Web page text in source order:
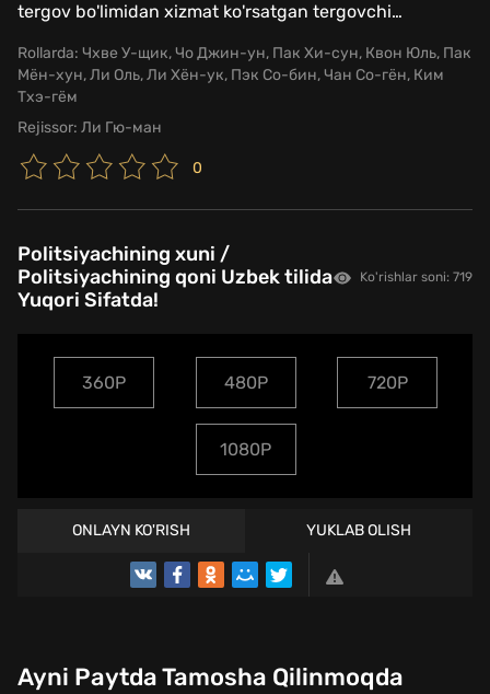
tergov bo'limidan xizmat ko'rsatgan tergovchi…
Rollarda: Чхве У-щик, Чо Джин-ун, Пак Хи-сун, Квон Юль, Пак
Мён-хун, Ли Оль, Ли Хён-ук, Пэк Со-бин, Чан Со-гён, Ким
Тхэ-гём
Rejissor: Ли Гю-ман
0
Politsiyachining xuni /
Politsiyachining qoni Uzbek tilida
Yuqori Sifatda!
Ko'rishlar soni: 719
360P 480P 720P
1080P
ONLAYN KO'RISH YUKLAB OLISH
TREYLER
Ayni Paytda Tamosha Qilinmoqda